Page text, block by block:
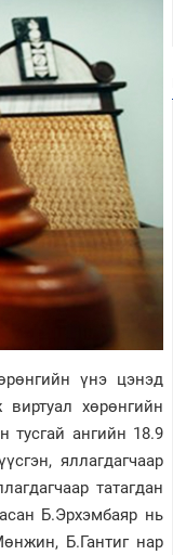
үнэ цэнэд
хөрөнгийн
тусгай ангийн 18.9
яллагдагчаар
татагдан
Б.Эрхэмбаяр нь
Б.Гантиг нар